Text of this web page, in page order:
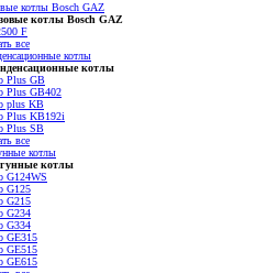
котлы Bosch GAZ
котлы Bosch GAZ
F
все
котлы
котлы
Plus GB
Plus GB402
plus KB
Plus KB192i
Plus SB
все
котлы
котлы
G124WS
G125
G215
G234
G334
GE315
GE515
GE615